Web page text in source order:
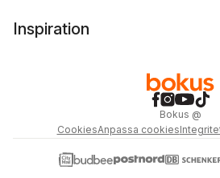
Inspiration
Bokus @
CookiesAnpassa cookies